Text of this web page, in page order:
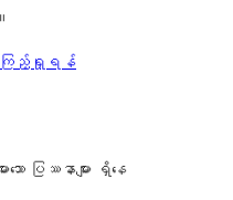
ကြည့်ရှုရန်
ာ ပြဿနာများ ရှိနေ